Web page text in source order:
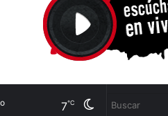
Cambiar
7℃